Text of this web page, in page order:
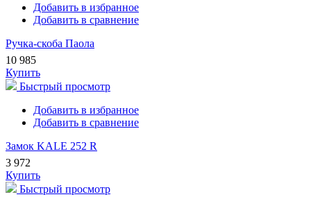
Добавить в избранное
Добавить в сравнение
Ручка-скоба Паола
10 985
Купить
Быстрый просмотр
Добавить в избранное
Добавить в сравнение
Замок KALE 252 R
3 972
Купить
Быстрый просмотр